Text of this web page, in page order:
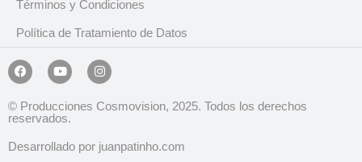
Términos y Condiciones
Política de Tratamiento de Datos
© Producciones Cosmovision, 2025. Todos los derechos
reservados.
Desarrollado por juanpatinho.com